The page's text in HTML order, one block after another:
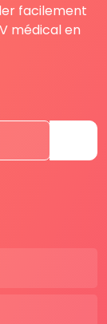
facilement
médical en